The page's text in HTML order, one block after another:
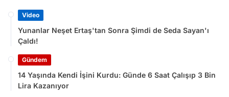
Video
Yunanlar Neşet Ertaş'tan Sonra Şimdi de Seda Sayan'ı
Çaldı!
Gündem
14 Yaşında Kendi İşini Kurdu: Günde 6 Saat Çalışıp 3 Bin
Lira Kazanıyor